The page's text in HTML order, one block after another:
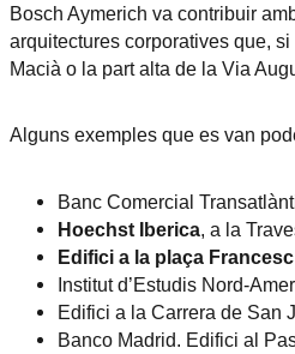
Bosch Aymerich va contribuir
arquitectures corporatives que,
Macià o la part alta de la Via
Alguns exemples que es van
Banc Comercial
Hoechst Iberica , a la
Edifici a la plaça
Institut d’Estudis Nord-
Edifici a la Carrera de San
Banco Madrid. Edifici al